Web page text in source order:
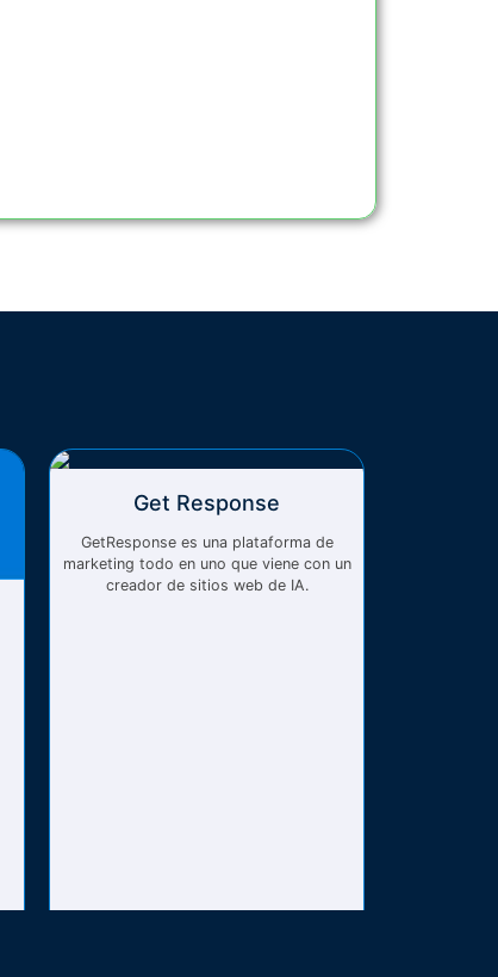
Get Response
GetResponse es una plataforma de
marketing todo en uno que viene con un
creador de sitios web de IA.